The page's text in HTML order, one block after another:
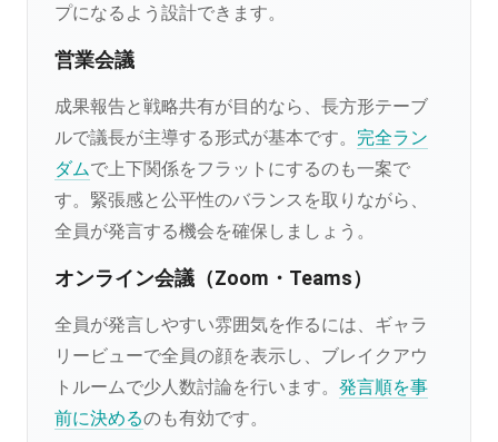
プになるよう設計できます。
営業会議
成果報告と戦略共有が目的なら、長方形テーブ
ルで議長が主導する形式が基本です。 完全ラン
ダムで上下関係をフラットにするのも一案で
す。緊張感と公平性のバランスを取りながら、
全員が発言する機会を確保しましょう。
オンライン会議（Zoom・Teams）
全員が発言しやすい雰囲気を作るには、ギャラ
リービューで全員の顔を表示し、ブレイクアウ
トルームで少人数討論を行います。 発言順を事
前に決めるのも有効です。